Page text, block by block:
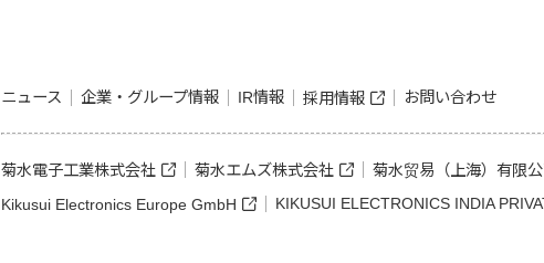
ニュース 企業・グループ情報 IR情報 採用情報 お問い合わせ
菊水電子工業株式会社 菊水エムズ株式会社 菊水贸易（上海）有限公
Kikusui Electronics Europe GmbH
KIKUSUI ELECTRONICS INDIA